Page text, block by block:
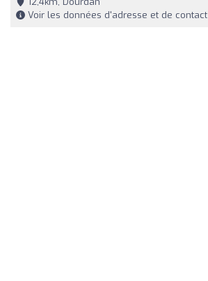
Voir les données d'adresse et de contact